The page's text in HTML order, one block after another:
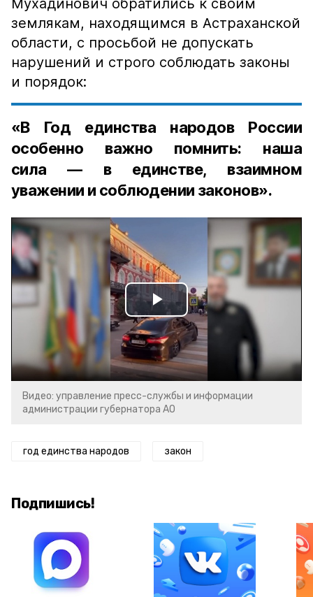
Мухадинович обратились к своим
землякам, находящимся в Астраханской
области, с просьбой не допускать
нарушений и строго соблюдать законы
и порядок:
«В Год единства народов России
особенно важно помнить: наша
сила — в единстве, взаимном
уважении и соблюдении законов».
Play
Video
Видео: управление пресс-службы и информации
администрации губернатора АО
год единства народов закон
Подпишись!